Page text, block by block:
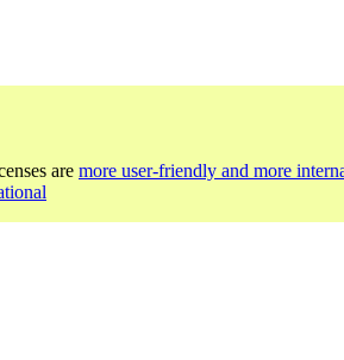
are more user-friendly and more